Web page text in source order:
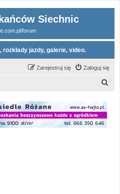
Siechnic
forum
jazdy, galerie, video.
Zaloguj się
Zarejestruj się